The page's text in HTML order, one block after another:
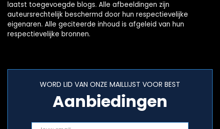
laatst toegevoegde blogs. Alle afbeeldingen zijn
auteursrechtelijk beschermd door hun respectievelijke
eigenaren. Alle geciteerde inhoud is afgeleid van hun
respectievelijke bronnen.
WORD LID VAN ONZE MAILLIJST VOOR BEST
Aanbiedingen